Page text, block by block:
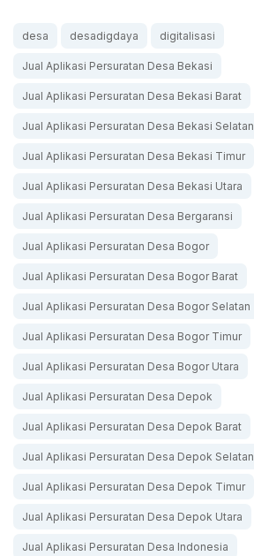
desa desadigdaya digitalisasi
Jual Aplikasi Persuratan Desa Bekasi
Jual Aplikasi Persuratan Desa Bekasi Barat
Jual Aplikasi Persuratan Desa Bekasi Selatan
Jual Aplikasi Persuratan Desa Bekasi Timur
Jual Aplikasi Persuratan Desa Bekasi Utara
Jual Aplikasi Persuratan Desa Bergaransi
Jual Aplikasi Persuratan Desa Bogor
Jual Aplikasi Persuratan Desa Bogor Barat
Jual Aplikasi Persuratan Desa Bogor Selatan
Jual Aplikasi Persuratan Desa Bogor Timur
Jual Aplikasi Persuratan Desa Bogor Utara
Jual Aplikasi Persuratan Desa Depok
Jual Aplikasi Persuratan Desa Depok Barat
Jual Aplikasi Persuratan Desa Depok Selatan
Jual Aplikasi Persuratan Desa Depok Timur
Jual Aplikasi Persuratan Desa Depok Utara
Jual Aplikasi Persuratan Desa Indonesia